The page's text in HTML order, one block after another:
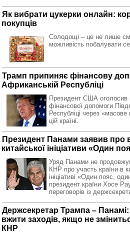
Як вибрати цукерки онлайн:
покупців
Солодощі – це не лише
можливість побалувати
Трамп припиняє фінансову
Африканській Республіці
Президент США оголосив
фінансової допомоги
Республіці через
цій країні.
Президент Панами заявив про
китайської ініціативи «Один
Уряд Панами не
КНР про участь країни в
ініціативі «Один пояс,
президент країни Хосе
переговорів із
Держсекретар Трампа –
вжити заходів, якщо не
КНР